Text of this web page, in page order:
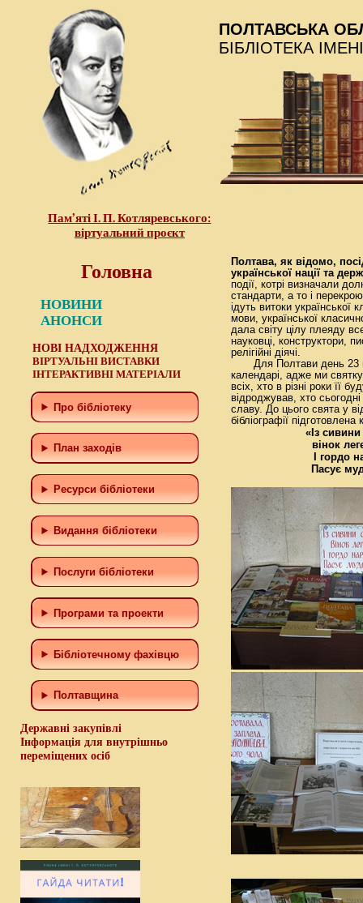
Пам’яті І. П. Котляревського:
віртуальний проєкт
ПОЛТАВСЬКА
БІБЛІОТЕКА
Головна
НОВИНИ
АНОНСИ
НОВІ НАДХОДЖЕННЯ
ВІРТУАЛЬНІ ВИСТАВКИ
ІНТЕРАКТИВНІ МАТЕРІАЛИ
Про бібліотеку
План заходів
Ресурси бібліотеки
Видання бібліотеки
Послуги бібліотеки
Програми та проекти
Бiблiотечному фахiвцю
Полтавщина
Державні закупівлі
Інформація для внутрішньо
переміщених осіб
Полтава, як відомо,
української нації та
події, котрі визначали
стандарти, а то і
ідуть витоки української
мови, української
дала світу цілу плеяду
науковці, конструктори,
релігійні діячі.
Для Полтави день 23
календарі, адже ми
всіх, хто в різні роки її
відроджував, хто
славу. До цього свята у
бібліографії
«Із
вінок
І гордо
Пасує